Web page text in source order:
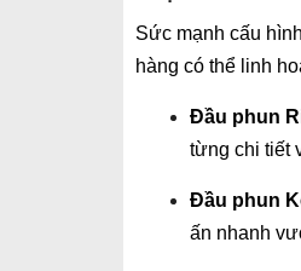
Sức mạnh cấu
hàng có thể linh
Đầu phun
từng chi tiết
Đầu phun
ấn nhanh